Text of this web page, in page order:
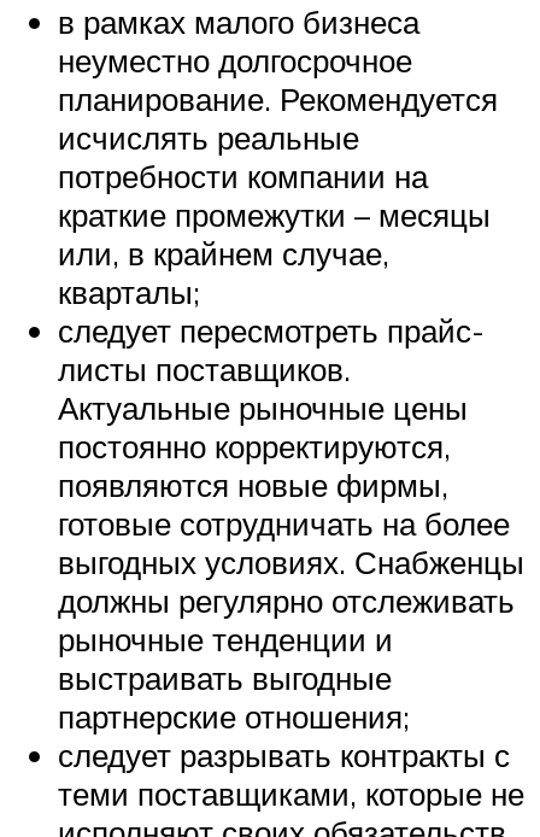
в рамках малого бизнеса
неуместно долгосрочное
планирование. Рекомендуется
исчислять реальные
потребности компании на
краткие промежутки – месяцы
или, в крайнем случае,
кварталы;
следует пересмотреть прайс-
листы поставщиков.
Актуальные рыночные цены
постоянно корректируются,
появляются новые фирмы,
готовые сотрудничать на более
выгодных условиях. Снабженцы
должны регулярно отслеживать
рыночные тенденции и
выстраивать выгодные
партнерские отношения;
следует разрывать контракты с
теми поставщиками, которые не